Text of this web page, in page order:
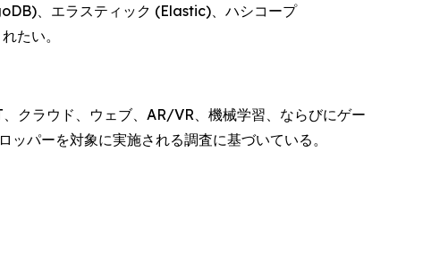
、エラスティック (Elastic)、ハシコープ
たい。
クラウド、ウェブ、AR/VR、機械学習、ならびにゲー
パーを対象に実施される調査に基づいている。